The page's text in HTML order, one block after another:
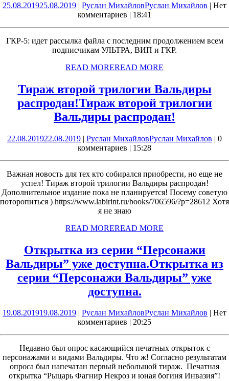
25.08.201925.08.2019 | Руслан МихайловРуслан Михайлов | Нет
комментариев | 18:41
ГКР-5: идет рассылка файла с последним продолжением всем
подписчикам УЛЬТРА, ВИП и ГКР.
READ MOREREAD MORE
Тираж второй трилогии Вальдиры
распродан!Тираж второй трилогии
Вальдиры распродан!
22.08.201922.08.2019 | Руслан МихайловРуслан Михайлов | 0
комментариев | 15:28
Важная новость для тех кто собирался приобрести, но еще не
успел! Тираж второй трилогии Вальдиры распродан!
Дополнительное издание пока не планируется! Посему советую
поторопиться ) https://www.labirint.ru/books/706596/?p=28612 Хотя
я не знаю
READ MOREREAD MORE
Открытка из серии “Персонажи
Вальдиры” уже доступна.Открытка из
серии “Персонажи Вальдиры” уже
доступна.
19.08.201919.08.2019 | Руслан МихайловРуслан Михайлов | Нет
комментариев | 20:25
Недавно был опрос касающийся печатных открыток с
персонажами и видами Вальдиры. Что ж! Согласно результатам
опроса был напечатан первый небольшой тираж. Печатная
открытка “Рыцарь Фагнир Некроз и юная богиня Инвазия”!